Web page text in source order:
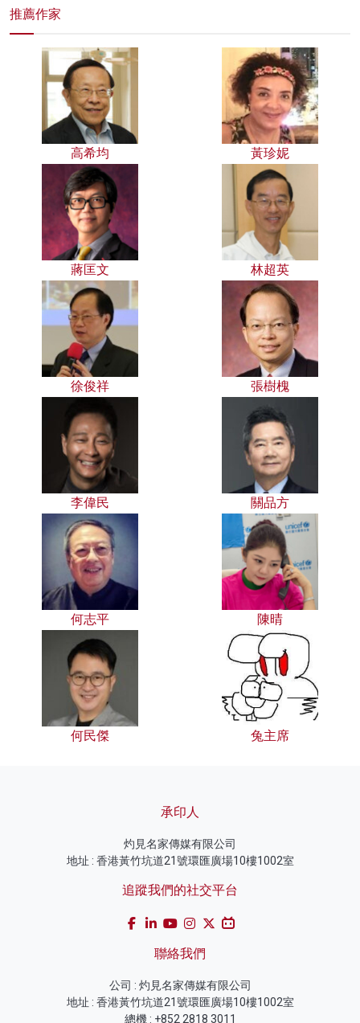
推薦作家
高希均 黃珍妮
蔣匡文 林超英
徐俊祥 張樹槐
李偉民 關品方
何志平 陳晴
何民傑 兔主席
承印人
灼見名家傳媒有限公司
地址 : 香港黃竹坑道21號環匯廣場10樓1002室
追蹤我們的社交平台
聯絡我們
公司 : 灼見名家傳媒有限公司
地址 : 香港黃竹坑道21號環匯廣場10樓1002室
總機 : +852 2818 3011